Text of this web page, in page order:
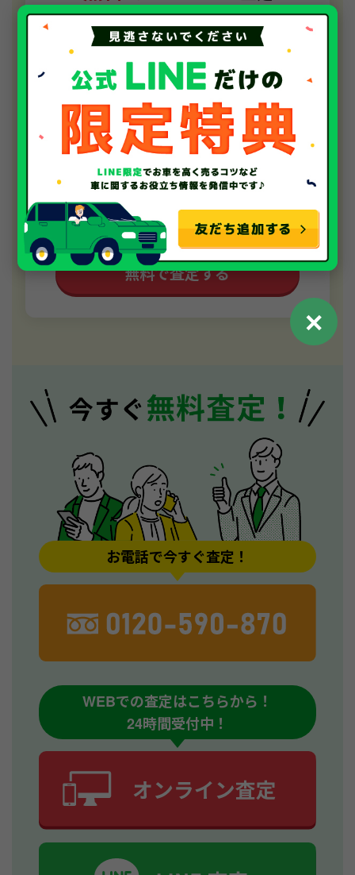
ご依頼いただいたお車を丁寧に査定いたします
メーカー メーカーを選択 ＋
車種 車種を選択 ＋
おおよそで結構です
走行距離 おおよそで結構です ＋
無料で査定する
お電話で今すぐ査定！
WEBでの査定はこちらから！
24時間受付中！
✕